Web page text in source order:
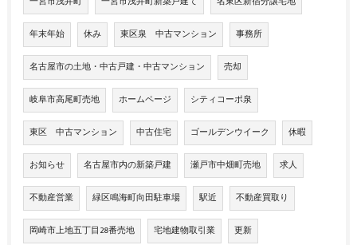
年末年始 休み 東区泉 中古マンション 事務所
名古屋市の土地・中古戸建・中古マンション 売却
岐阜市高尾町売地 ホームページ シティコーポ泉
東区 中古マンション 中古住宅 ゴールデンウイーク 休暇
お知らせ 名古屋市内の新築戸建 瀬戸市中畑町売地 求人
不動産営業 緑区鳴海町向田駐車場 駅近 不動産買取り
岡崎市上地五丁目28番売地 宅地建物取引業 更新